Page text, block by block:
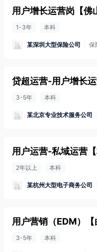
用户增长运营岗 【佛
1-3年 本科
某深圳大型保险公司 保
贷超运营-用户增长
3-5年 本科
某北京专业技术服务公司
用户运营-私域运营 【
2年以上 本科
某杭州大型电子商务公司
用户营销（EDM） 【
3-5年 本科